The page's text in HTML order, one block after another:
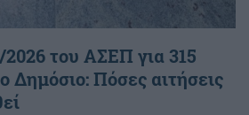
του ΑΣΕΠ για 315
Δημόσιο: Πόσες αιτήσεις